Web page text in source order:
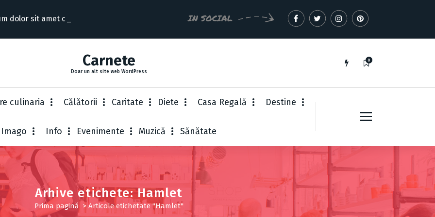
dolor sit amet consectet IN SOCIAL
Carnete
Doar un alt site web WordPress
0
culinaria Cǎlǎtorii Caritate Diete Casa Regală Destine
Imago Info Evenimente Muzică Sănătate
Arhive etichete: Hamlet
Prima pagină > Articole etichetate "Hamlet"